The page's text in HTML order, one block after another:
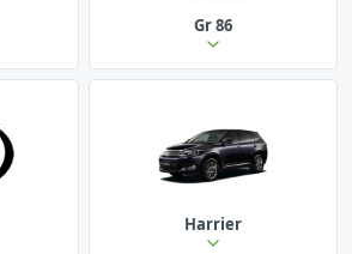
Gr 86
Harrier